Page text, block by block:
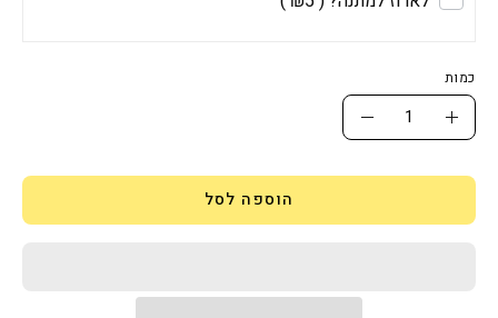
כמות
כמות
הפחתת
הגדלת
הוספה לסל